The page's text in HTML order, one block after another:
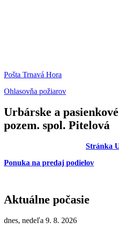
Pošta Trnavá Hora
Ohlasovňa požiarov
Urbárske a
pozem. spol. Pitelová
Stránka
Ponuka na predaj podielov
Aktuálne počasie
dnes, nedeľa 9. 8. 2026